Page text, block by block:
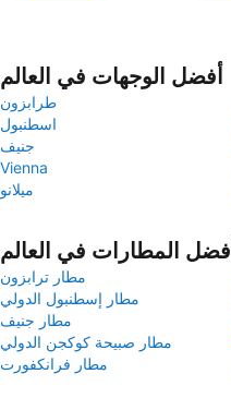
أفضل الوجهات في العالم
طرابزون
اسطنبول
جنيف
Vienna
ميلانو
أفضل المطارات في العالم
مطار ترابزون
مطار إسطنبول الدولي
مطار جنيف
مطار صبيحة كوكجن الدولي
مطار فرانكفورت